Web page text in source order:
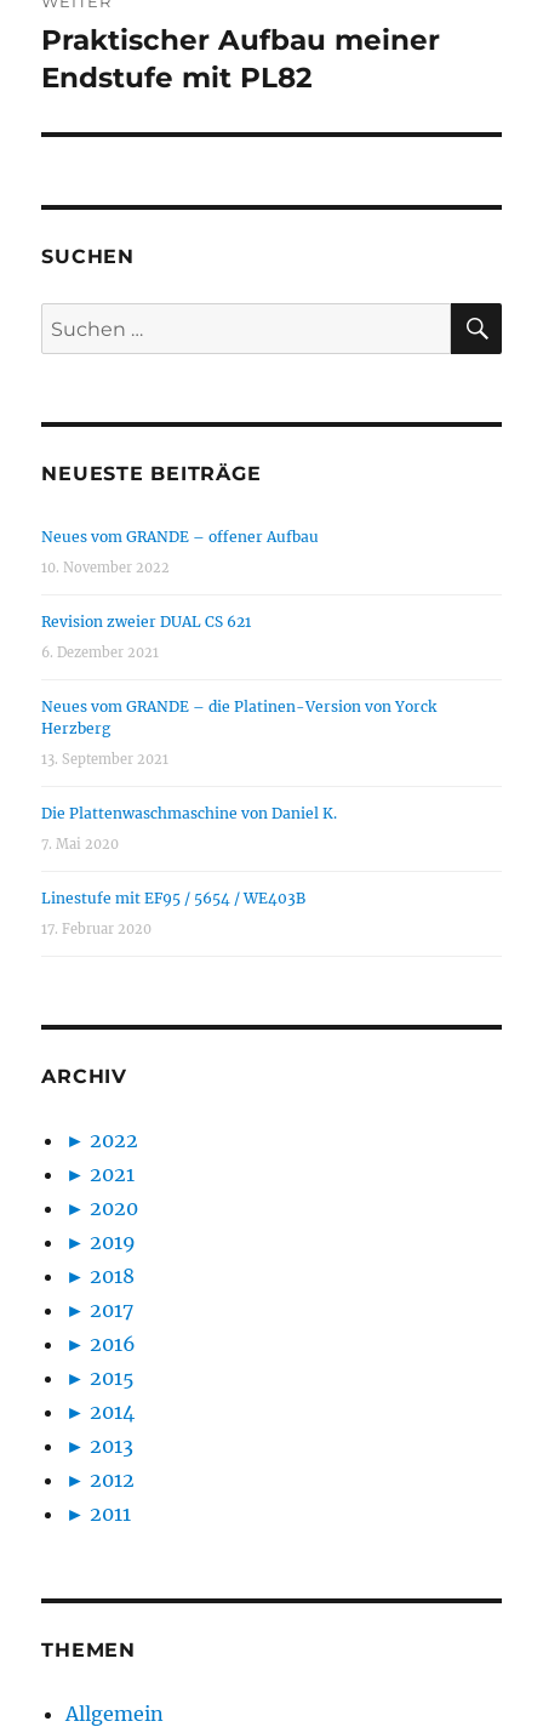
Nächster
Beitrag:
Praktischer Aufbau meiner
Endstufe mit PL82
SUCHEN
Suchen
nach:
NEUESTE BEITRÄGE
Neues vom GRANDE – offener Aufbau
10. November 2022
Revision zweier DUAL CS 621
6. Dezember 2021
Neues vom GRANDE – die Platinen-Version von Yorck
Herzberg
13. September 2021
Die Plattenwaschmaschine von Daniel K.
7. Mai 2020
Linestufe mit EF95 / 5654 / WE403B
17. Februar 2020
ARCHIV
► 2022
► 2021
► 2020
► 2019
► 2018
► 2017
► 2016
► 2015
► 2014
► 2013
► 2012
► 2011
THEMEN
Allgemein